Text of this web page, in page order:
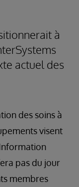
à
actuel des
des soins à
visent
pas du jour
membres